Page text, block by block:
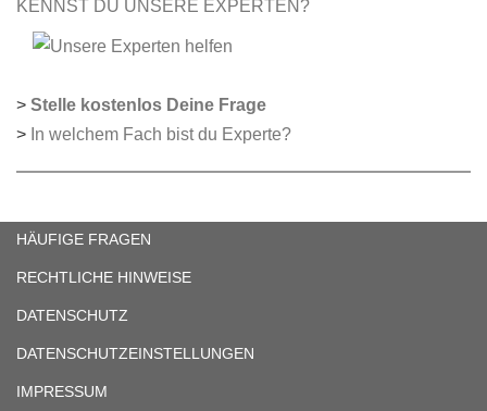
KENNST DU UNSERE EXPERTEN?
> Stelle kostenlos Deine Frage
> In welchem Fach bist du Experte?
HÄUFIGE FRAGEN
RECHTLICHE HINWEISE
DATENSCHUTZ
DATENSCHUTZEINSTELLUNGEN
IMPRESSUM